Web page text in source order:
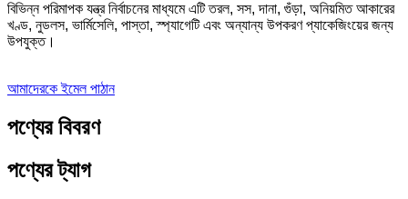
বিভিন্ন পরিমাপক যন্ত্র নির্বাচনের মাধ্যমে এটি তরল, সস, দানা, গুঁড়া, অনিয়মিত আকারের
খণ্ড, নুডলস, ভার্মিসেলি, পাস্তা, স্প্যাগেটি এবং অন্যান্য উপকরণ প্যাকেজিংয়ের জন্য
উপযুক্ত।
আমাদেরকে ইমেল পাঠান
পণ্যের বিবরণ
পণ্যের ট্যাগ